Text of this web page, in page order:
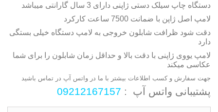
دستگاه چاپ سیلک دستی ژاپنی دارای 3 سال گارانتی میباشد
لامپ اصل ژاپن با ضمانت 7500 ساعت کارکرد
دقت شود ظرافت شابلون خروجی به لامپ دستگاه خیلی بستگی
دارد
لامپ یووی ژاپنی با دقت بالا و حداقل زمان شابلون را برای شما
عکاسی میکند
جهت سفارش و کسب اطلاعات بیشتر با ما در واتس آپ در تماس باشید
پشتیبانی واتس آپ :